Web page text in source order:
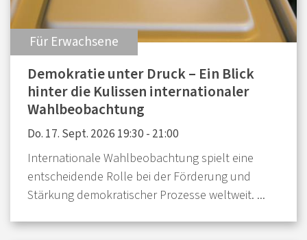
Für Erwachsene
Demokratie unter Druck – Ein Blick
hinter die Kulissen internationaler
Wahlbeobachtung
Do. 17. Sept. 2026 19:30 - 21:00
Internationale Wahlbeobachtung spielt eine
entscheidende Rolle bei der Förderung und
Stärkung demokratischer Prozesse weltweit. ...